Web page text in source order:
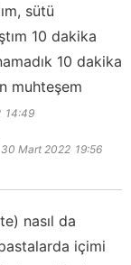
sütü
10 dakika
10 dakika
muhteşem
14:49
30 Mart 2022 19:56
nasıl da
içimi